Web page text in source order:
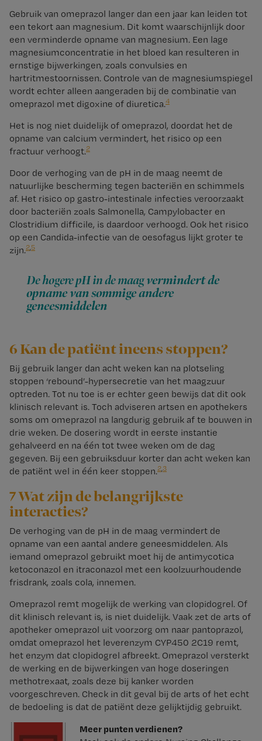
Gebruik van omeprazol langer dan een jaar kan leiden tot
een tekort aan magnesium. Dit komt waarschijnlijk door
een verminderde opname van magnesium. Een lage
magnesiumconcentratie in het bloed kan resulteren in
ernstige bijwerkingen, zoals convulsies en
hartritmestoornissen. Controle van de magnesiumspiegel
wordt echter alleen aangeraden bij de combinatie van
omeprazol met digoxine of diuretica.4
Het is nog niet duidelijk of omeprazol, doordat het de
opname van calcium vermindert, het risico op een
fractuur verhoogt.2
Door de verhoging van de pH in de maag neemt de
natuurlijke bescherming tegen bacteriën en schimmels
af. Het risico op gastro-intestinale infecties veroorzaakt
door bacteriën zoals Salmonella, Campylobacter en
Clostridium difficile, is daardoor verhoogd. Ook het risico
op een Candida-infectie van de oesofagus lijkt groter te
zijn.2,5
De hogere pH in de maagvermindert de
opname van sommige andere
geneesmiddelen
6 Kan de patiënt ineens stoppen?
Bij gebruik langer dan acht weken kan na plotseling
stoppen ‘rebound’-hypersecretie van het maagzuur
optreden. Tot nu toe is er echter geen bewijs dat dit ook
klinisch relevant is. Toch adviseren artsen en apothekers
soms om omeprazol na langdurig gebruik af te bouwen in
drie weken. De dosering wordt in eerste instantie
gehalveerd en na één tot twee weken om de dag
gegeven. Bij een gebruiksduur korter dan acht weken kan
de patiënt wel in één keer stoppen.2,3
7 Wat zijn de belangrijkste
interacties?
De verhoging van de pH in de maag vermindert de
opname van een aantal andere geneesmiddelen. Als
iemand omeprazol gebruikt moet hij de antimycotica
ketoconazol en itraconazol met een koolzuurhoudende
frisdrank, zoals cola, innemen.
Omeprazol remt mogelijk de werking van clopidogrel. Of
dit klinisch relevant is, is niet duidelijk. Vaak zet de arts of
apotheker omeprazol uit voorzorg om naar pantoprazol,
omdat omeprazol het leverenzym CYP450 2C19 remt,
het enzym dat clopidogrel afbreekt. Omeprazol versterkt
de werking en de bijwerkingen van hoge doseringen
methotrexaat, zoals deze bij kanker worden
voorgeschreven. Check in dit geval bij de arts of het echt
de bedoeling is dat de patiënt deze gelijktijdig gebruikt.
Meer punten verdienen?